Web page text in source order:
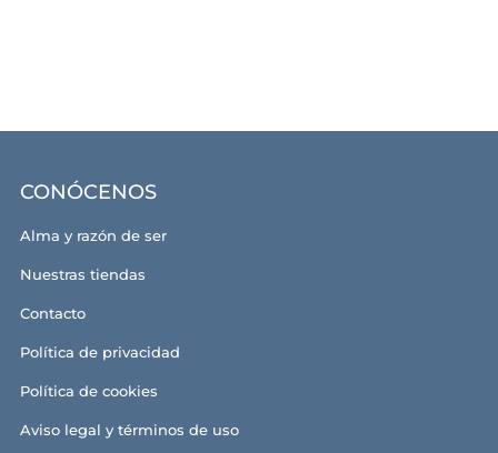
CONÓCENOS
Alma y razón de ser
Nuestras tiendas
Contacto
Política de privacidad
Política de cookies
Aviso legal y términos de uso